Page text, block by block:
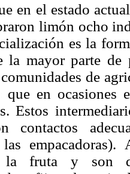
en el estado
limón ocho
es la
la mayor parte de
comunidades de
en ocasiones
Estos
contactos
la fruta y son